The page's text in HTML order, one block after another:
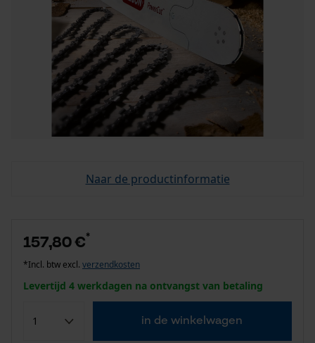
Naar de productinformatie
157,80 €*
*Incl. btw excl. verzendkosten
Levertijd 4 werkdagen na ontvangst van betaling
in de winkelwagen